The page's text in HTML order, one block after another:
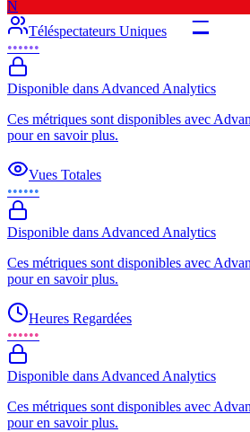
–
N
Téléspectateurs Uniques
••••••
Disponible dans Advanced Analytics
Ces métriques sont disponibles avec
pour en savoir plus.
Vues Totales
••••••
Disponible dans Advanced Analytics
Ces métriques sont disponibles avec
pour en savoir plus.
Heures Regardées
••••••
Disponible dans Advanced Analytics
Ces métriques sont disponibles avec
pour en savoir plus.